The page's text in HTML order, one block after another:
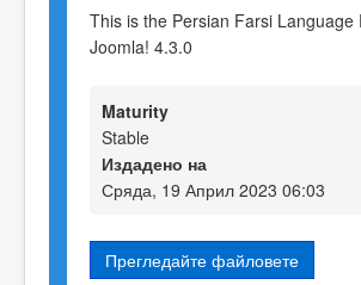
This is the Persian Farsi Language
Joomla! 4.3.0
Maturity
Stable
Издадено на
Сряда, 19 Април 2023 06:03
Прегледайте файловете